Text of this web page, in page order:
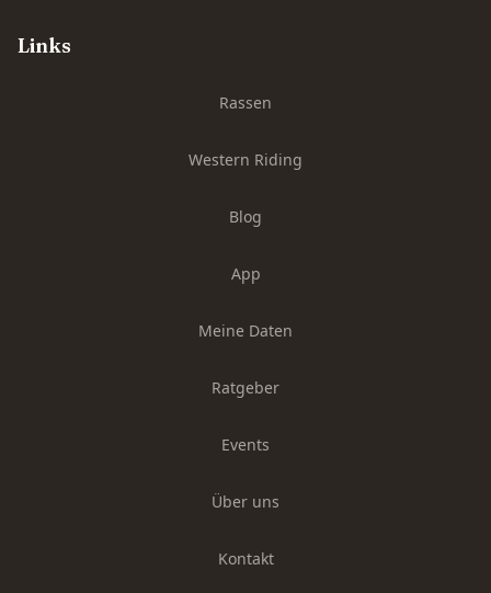
Links
Rassen
Western Riding
Blog
App
Meine Daten
Ratgeber
Events
Über uns
Kontakt